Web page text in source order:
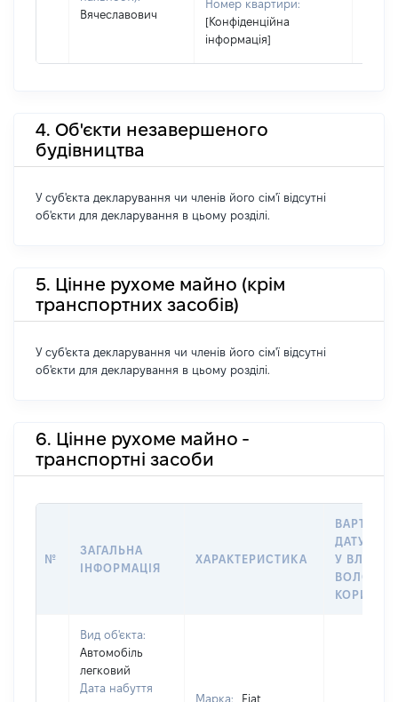
Вячеславович
Номер квартири:
[Конфіденційна
інформація]
4. Об'єкти незавершеного
будівництва
У суб'єкта декларування чи членів його сім'ї відсутні
об'єкти для декларування в цьому розділі.
5. Цінне рухоме майно (крім
транспортних засобів)
У суб'єкта декларування чи членів його сім'ї відсутні
об'єкти для декларування в цьому розділі.
6. Цінне рухоме майно -
транспортні засоби
№
ЗАГАЛЬНА
ІНФОРМАЦІЯ
ХАРАКТЕРИСТИКА
ДАТУ
У
Вид об'єкта:
Автомобіль
легковий
Дата набуття
Марка: Fiat